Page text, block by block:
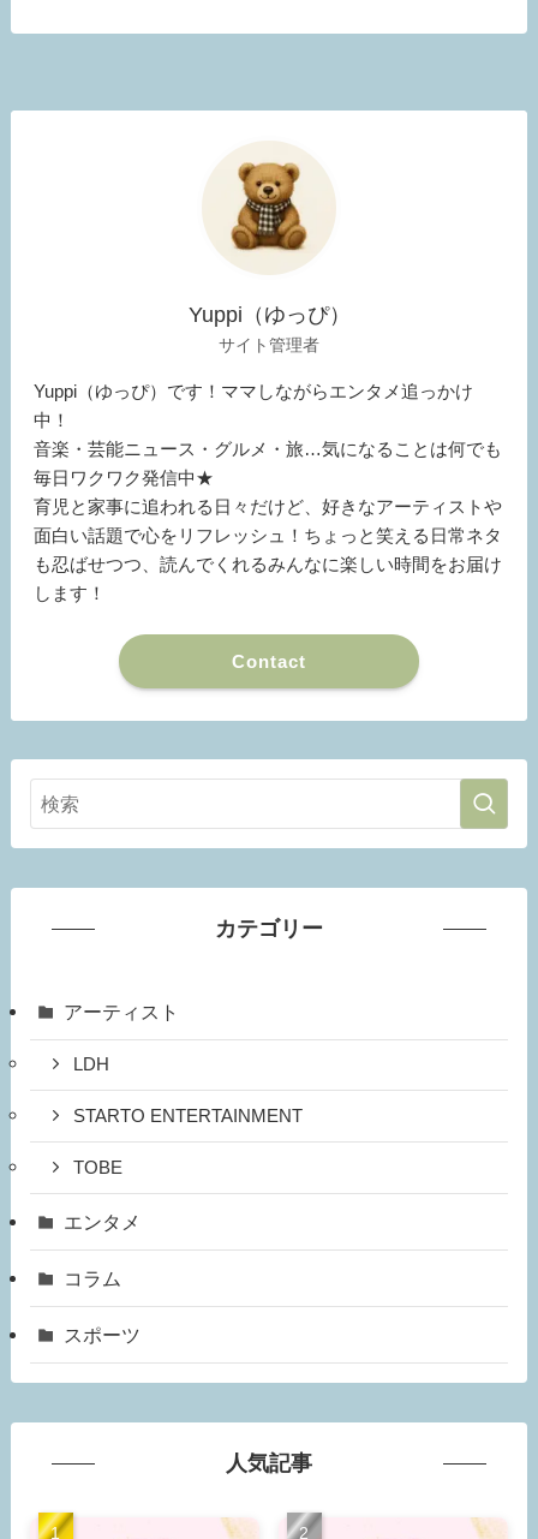
Yuppi（ゆっぴ）
サイト管理者
Yuppi（ゆっぴ）です！ママしながらエンタメ追っかけ
中！
音楽・芸能ニュース・グルメ・旅…気になることは何でも
毎日ワクワク発信中★
育児と家事に追われる日々だけど、好きなアーティストや
面白い話題で心をリフレッシュ！ちょっと笑える日常ネタ
も忍ばせつつ、読んでくれるみんなに楽しい時間をお届け
します！
Contact
カテゴリー
アーティスト
LDH
STARTO ENTERTAINMENT
TOBE
エンタメ
コラム
スポーツ
人気記事